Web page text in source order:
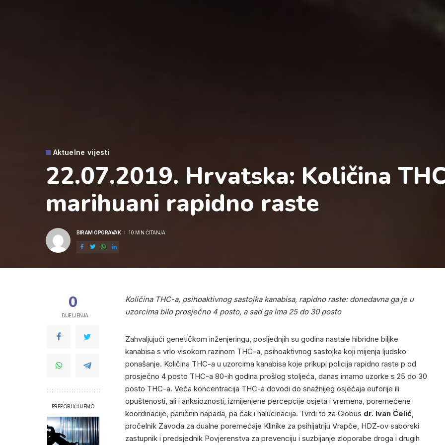
Aktuelne vijesti
22.07.2019. Hrvatska: Količina
marihuani rapidno raste
POSTED
BIRAM OPORAVAK 10 MIN ČITANJA
0
DIJELJENJA
PREPORUČUJEMO
Količina THC-a, psihoaktivnog sastojka kanabisa, rapidno raste: donedavna ga je u
uzorcima bilo prosječno 4 posto, a sad ga ima 25 do 30 posto
Zahvaljujući genetičkom inženjeringu, posljednjih su godina nastale hibridne biljke
kanabisa s vrlo visokom razinom THC-a, psihoaktivnog sastojka koji mijenja ljudsko
ponašanje. Količina THC-a u uzorcima kanabisa koje prikupi policija rapidno raste p od
prosječno 4 posto THC-a 80-ih godina prošlog stoljeća, danas imamo uzorke s 25 do 30
posto THC-a. Veća koncentracija THC-a dovodi do snažnijeg osjećaja euforije ili
opuštenosti, ali i anksioznosti, izmijenjene percepcije osjeta i vremena, poremećene
koordinacije, paničnih napada, pa čak i halucinacija. Tvrdi to za Globus dr. Ivan Ćelić,
pročelnik Zavoda za dualne poremećaje Klinike za psihijatriju Vrapče, HDZ-ov saborski
zastupnik i predsjednik Povjerenstva za prevenciju i suzbijanje zloporabe droga i drugih